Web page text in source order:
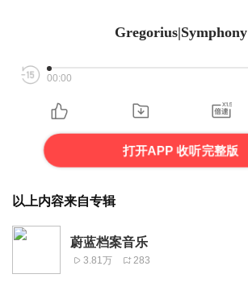
Gregorius|Symphony
00:00
打开APP 收听完整版
以上内容来自专辑
蔚蓝档案音乐
3.81万 283